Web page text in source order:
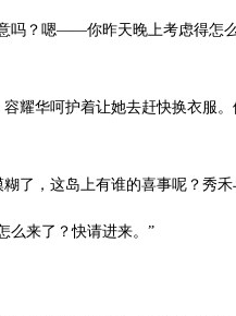
？嗯——你昨天晚上考虑得怎
华呵护着让她去赶快换衣服。
，这岛上有谁的喜事呢？秀禾
来了？快请进来。”